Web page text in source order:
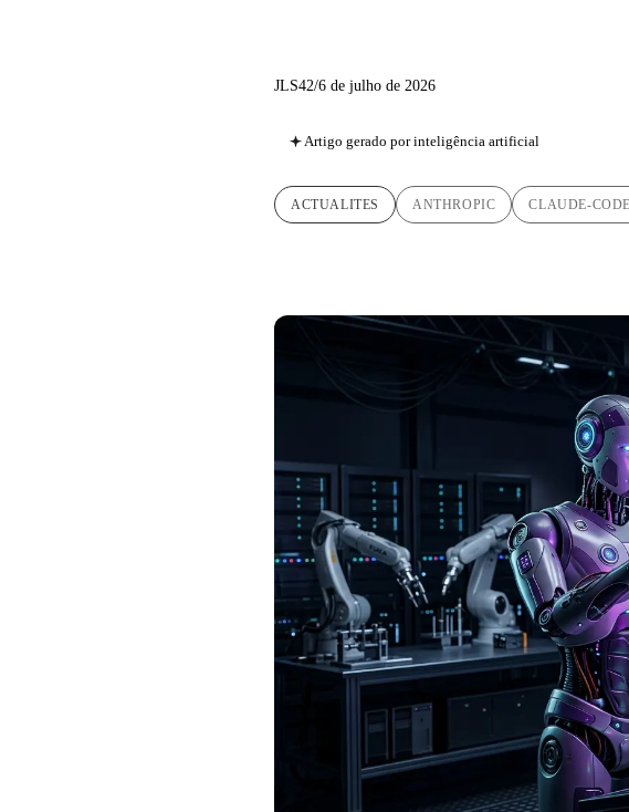
JLS42/6 de julho de 2026
Artigo gerado por inteligência artificial
ACTUALITES ANTHROPIC CLAUDE-CODE